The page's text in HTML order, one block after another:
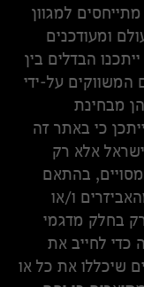
למגוון
ומעודכנים
הבדלים בין
המשווקים על-ידי
מבחינת
כי באתר זה
אלא רק
בהתאם
ו/או
בחלק מדגמי
כדי לחייב את
שיכללו את כל או